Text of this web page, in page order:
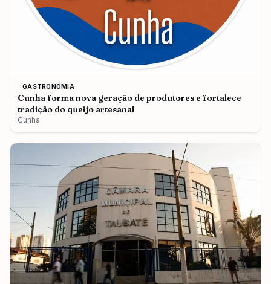
GASTRONOMIA
Cunha forma nova geração de produtores e fortalece
tradição do queijo artesanal
Cunha